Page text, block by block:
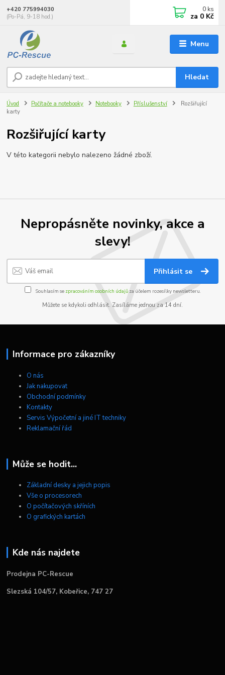
Menu
Hledat
+420 775994030
(Po-Pá, 9-18 hod.)
0 ks
za 0 Kč
Úvod Počítače a notebooky Notebooky Příslušenství
Rozšiřující
karty
Rozšiřující karty
V této kategorii nebylo nalezeno žádné zboží.
Nepropásněte novinky, akce a
slevy!
Přihlásit se
Souhlasím se zpracováním osobních údajůza účelem rozesílky newsletteru.
Můžete se kdykoli odhlásit. Zasíláme jednou za 14 dní.
Informace pro zákazníky
O nás
Jak nakupovat
Obchodní podmínky
Kontakty
Servis Výpočetní a jiné IT techniky
Reklamační řád
Může se hodit...
Základní desky a jejich popis
Vše o procesorech
O počítačových skříních
O grafických kartách
Kde nás najdete
Prodejna PC-Rescue
Slezská 104/57, Kobeřice, 747 27